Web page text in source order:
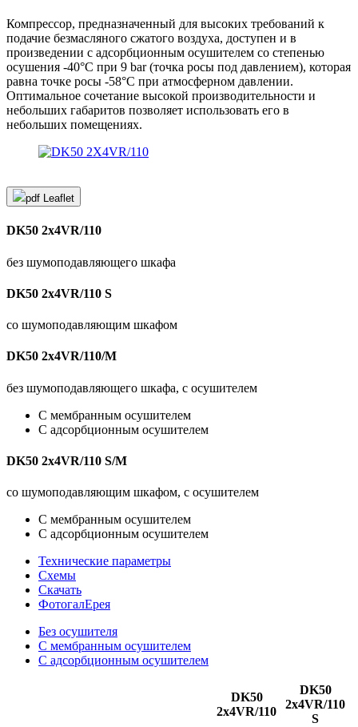
Компрессор, предназначенный для высоких требований к
подачие безмасляного сжатого воздуха, доступен и в
произведении с адсорбционным осушителем со степенью
осушения -40°C при 9 bar (точка росы под давлением), которая
равна точке росы -58°C при атмосферном давлении.
Оптимальное сочетание высокой производительности и
небольших габаритов позволяет использовать его в
небольших помещениях.
pdf Leaflet
DK50 2x4VR/110
без шумоподавляющего шкафа
DK50 2x4VR/110 S
со шумоподавляющим шкафом
DK50 2x4VR/110/M
без шумоподавляющего шкафа, с осушителем
С мембранным осушителем
С адсорбционным осушителем
DK50 2x4VR/110 S/M
со шумоподавляющим шкафом, с осушителем
С мембранным осушителем
С адсорбционным осушителем
Технические параметры
Схемы
Cкачать
ФотогалЕрея
Без осушителя
С мембранным осушителем
С адсорбционным осушителем
DK50
2x4VR/110
DK50
2x4VR/110
S